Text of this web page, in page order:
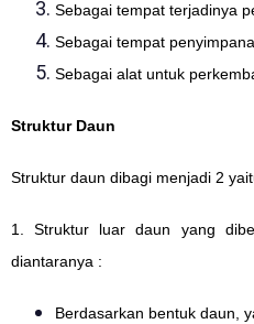
Sebagai tempat terjadinya
Sebagai tempat
Sebagai alat untuk
Struktur Daun
Struktur daun dibagi menjadi 2
1. Struktur luar daun yang
diantaranya :
Berdasarkan bentuk daun,